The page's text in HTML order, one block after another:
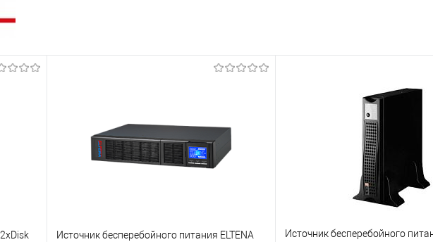
Источник бесперебойного питания ELTENA
Источник бесперебойного